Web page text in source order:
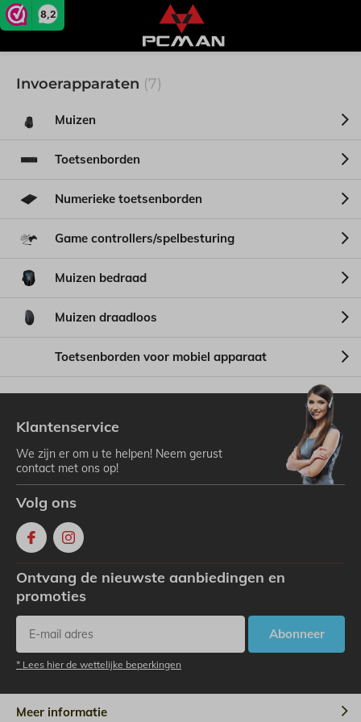
8,2
Invoerapparaten (7)
Muizen
Toetsenborden
Numerieke toetsenborden
Game controllers/spelbesturing
Muizen bedraad
Muizen draadloos
Toetsenborden voor mobiel apparaat
Klantenservice
We zijn er om u te helpen! Neem gerust
contact met ons op!
Volg ons
Ontvang de nieuwste aanbiedingen en
promoties
Abonneer
* Lees hier de wettelijke beperkingen
Meer informatie